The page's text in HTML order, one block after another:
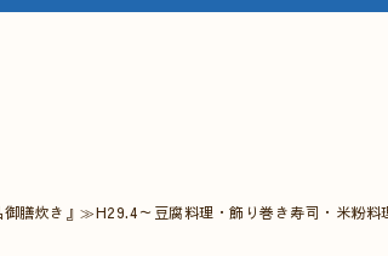
膳炊き』≫H29.4～豆腐料理・飾り巻き寿司・米粉